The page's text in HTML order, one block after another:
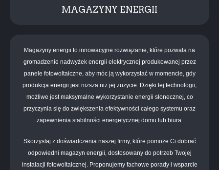
MAGAZYNY ENERGII
Magazyny energii to innowacyjne rozwiązanie, które pozwala na
gromadzenie nadwyżek energii elektrycznej produkowanej przez
panele fotowoltaiczne, aby móc ją wykorzystać w momencie, gdy
produkcja energii jest niższa niż jej zużycie. Dzięki tej technologii,
możliwe jest maksymalne wykorzystanie energii słonecznej, co
przyczynia się do zwiększenia efektywności całego systemu oraz
zapewnienia stabilności energetycznej domu lub biura.
Skorzystaj z doświadczenia naszej firmy, które pomoże Ci dobrać
odpowiedni magazyn energii, dostosowany do potrzeb Twojej
instalacji fotowoltaicznej. Proponujemy fachowe porady i wsparcie